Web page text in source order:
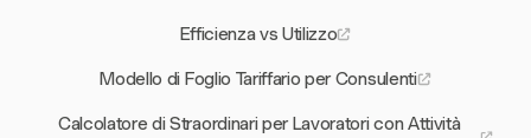
Efficienza vs Utilizzo
Modello di Foglio Tariffario per Consulenti
Calcolatore di Straordinari per Lavoratori con Attività